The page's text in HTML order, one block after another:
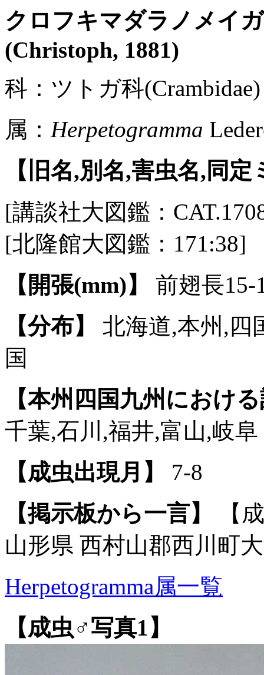
クロフキマダラノメイ
(Christoph, 1881)
科：ツトガ科
属： Herpetogramma
【旧名,別名,害虫名,同
[講談社大図鑑：
[北隆館大図鑑：171:38]
【開張(mm)】
前翅長15-
【分布】
北海道,本州,四
国
【本州四国九州におけ
千葉,石川,福井,富山,岐阜
【成虫出現月】
7-8
【掲示板から一言】
【
山形県 西村山郡西川町
Herpetogramma属一覧
【成虫♂写真1】